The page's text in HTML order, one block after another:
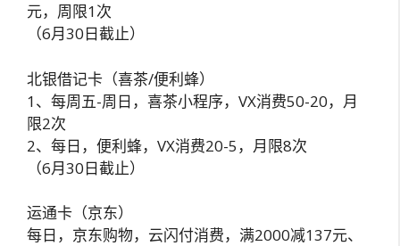
元，周限1次
（6月30日截止）
北银借记卡（喜茶/便利蜂）
1、每周五-周日，喜茶小程序，VX消费50-20，月
限2次
2、每日，便利蜂，VX消费20-5，月限8次
（6月30日截止）
运通卡（京东）
每日，京东购物，云闪付消费，满2000减137元、